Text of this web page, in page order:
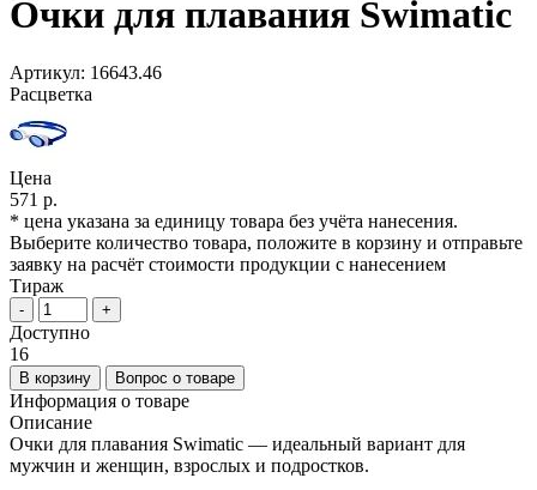
Очки для плавания Swimatic
Артикул: 16643.46
Расцветка
Цена
571 р.
* цена указана за единицу товара без учёта нанесения.
Выберите количество товара, положите в корзину и отправьте
заявку на расчёт стоимости продукции с нанесением
Тираж
- +
Доступно
16
В корзину Вопрос о товаре
Информация о товаре
Описание
Очки для плавания Swimatic — идеальный вариант для
мужчин и женщин, взрослых и подростков.